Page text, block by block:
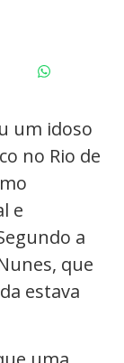
um idoso
no Rio de
e
a
que
estava